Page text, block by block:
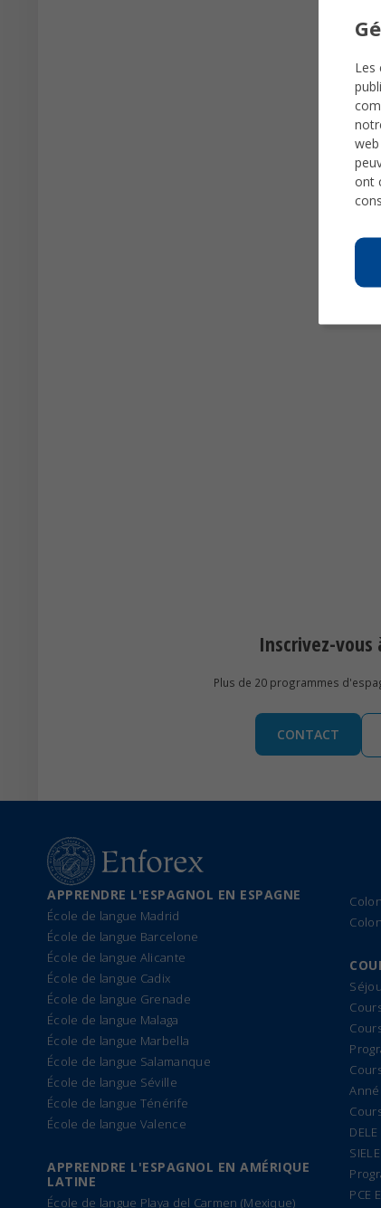
Inscrivez-
Plus de 20 programmes
CONTACT
APPRENDRE L'ESPAGNOL EN ESPAGNE
École de langue Madrid
École de langue Barcelone
École de langue Alicante
École de langue Cadix
École de langue Grenade
École de langue Malaga
École de langue Marbella
École de langue Salamanque
École de langue Séville
École de langue Ténérife
École de langue Valence
APPRENDRE L'ESPAGNOL EN AMÉRIQUE
LATINE
École de langue Playa del Carmen (Mexique)
DELE
SIELE
PCE
Les
ont